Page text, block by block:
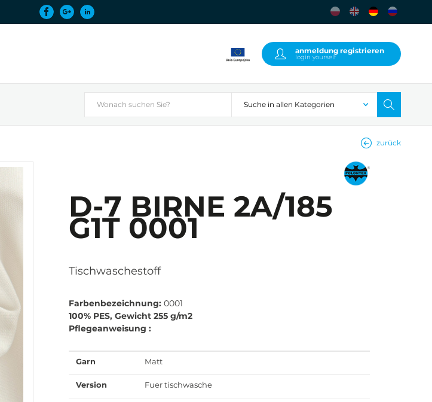
anmeldung registrieren
login yourself
zurück
D-7 BIRNE 2A/185
G1T 0001
Tischwaschestoff
Farbenbezeichnung: 0001
100% PES, Gewicht 255 g/m2
Pflegeanweisung :
Garn Matt
Version Fuer tischwasche